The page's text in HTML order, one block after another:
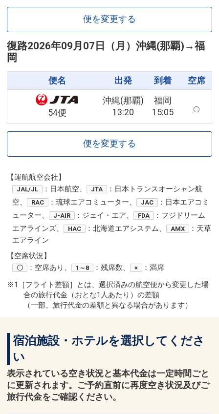
便を変更する
復路2026年09月07日（月） 沖縄(那覇) →福
岡
便名 出発 到着 空席
54便
沖縄(那覇)
13:20
福岡
15:05
便を変更する
【運航航空会社】
JAL/JL ：日本航空、 JTA
：日本トランスオーシャン航
空、
RAC ：琉球エアコミューター、 JAC
：日本エアコミ
ューター、
J-AIR ：ジェイ・エア、 FDA
：フジドリーム
エアラインズ、
HAC ：北海道エアシステム、 AMX
：天草
エアライン
【空席状況】
〇 ：空席あり、 1～8 ：残席数、 ×
：満席
※1［フライト差額］とは、選択済みの航空便から変更した場
合の旅行代金（おとな1人あたり）の差額
（一部、旅行代金の差額と異なる場合があります）
宿泊施設・ホテルを選択してくださ
い
表示されている空き状況と基本代金は一定時間ごと
に更新されます。ご予約直前に再度空き状況及びご
旅行代金をご確認ください。